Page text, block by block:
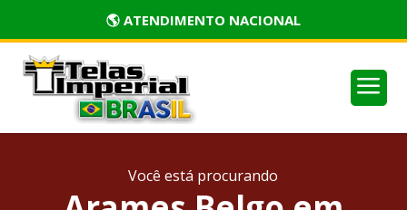
🏅 PRODUTOS CERTIFICADOS
a
Você está procurando